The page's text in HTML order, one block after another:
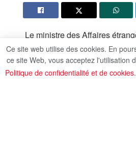
Le ministre des Affaires
Abdel Aati a valorisé la
relations entre l’Egypte et
l’importance de donner suite
Ce site web utilise des cookies. En
ce site Web, vous acceptez l'utilisation
Politique de confidentialité et de cookies.